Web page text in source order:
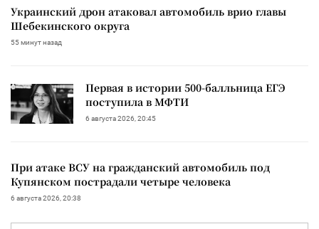
Украинский дрон атаковал автомобиль врио главы
Шебекинского округа
55 минут назад
Первая в истории 500-балльница ЕГЭ
поступила в МФТИ
6 августа 2026, 20:45
При атаке ВСУ на гражданский автомобиль под
Купянском пострадали четыре человека
6 августа 2026, 20:38